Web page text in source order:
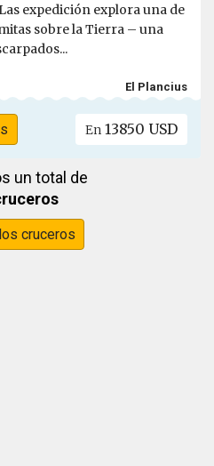
expedición explora una de
sobre la Tierra – una
El Plancius
En 13850 USD
un total de
cruceros